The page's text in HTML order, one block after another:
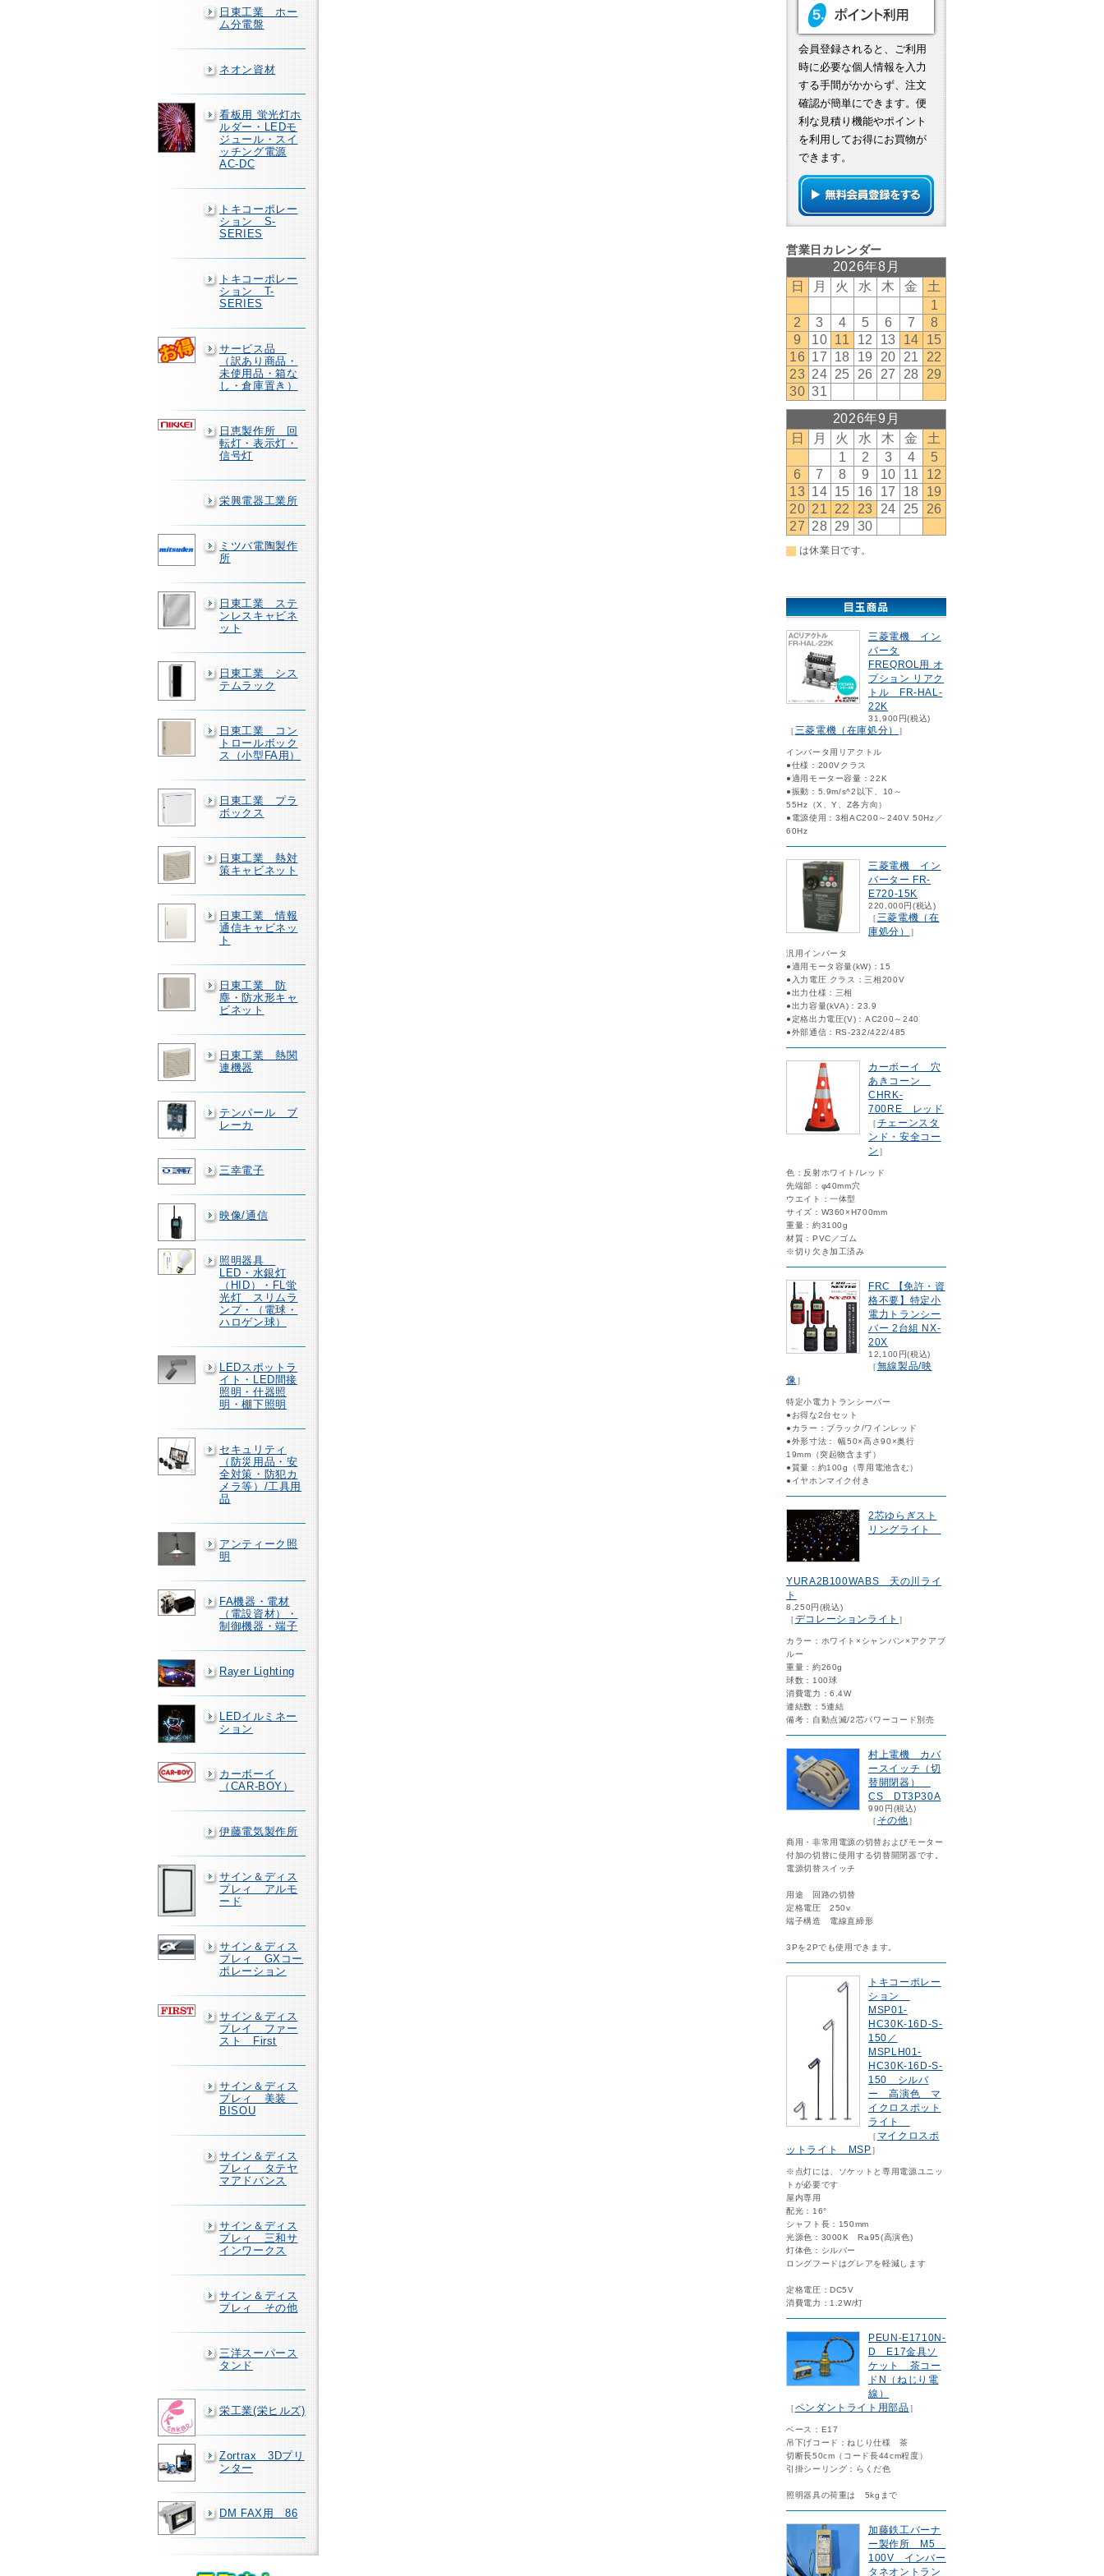
日東工業 ホー
ム分電盤
ネオン資材
看板用 蛍光灯ホ
ルダー・LEDモ
ジュール・スイ
ッチング電源
AC-DC
トキコーポレー
ション S-
SERIES
トキコーポレー
ション T-
SERIES
サービス品
（訳あり商品・
未使用品・箱な
し・倉庫置き）
日恵製作所 回
転灯・表示灯・
信号灯
栄興電器工業所
ミツバ電陶製作
所
日東工業 ステ
ンレスキャビネ
ット
日東工業 シス
テムラック
日東工業 コン
トロールボック
ス（小型FA用）
日東工業 プラ
ボックス
日東工業 熱対
策キャビネット
日東工業 情報
通信キャビネッ
ト
日東工業 防
塵・防水形キャ
ビネット
日東工業 熱関
連機器
テンパール ブ
レーカ
三幸電子
映像/通信
照明器具
LED・水銀灯
（HID）・FL蛍
光灯 スリムラ
ンプ・（電球・
ハロゲン球）
LEDスポットラ
イト・LED間接
照明・什器照
明・棚下照明
セキュリティ
（防災用品・安
全対策・防犯カ
メラ等）/工具用
品
アンティーク照
明
FA機器・電材
（電設資材）・
制御機器・端子
Rayer Lighting
LEDイルミネー
ション
カーボーイ
（CAR-BOY）
伊藤電気製作所
サイン＆ディス
プレィ アルモ
ード
サイン＆ディス
プレィ GXコー
ポレーション
サイン＆ディス
プレイ ファー
スト First
サイン＆ディス
プレィ 美装
BISOU
サイン＆ディス
プレィ タテヤ
マアドバンス
サイン＆ディス
プレィ 三和サ
インワークス
サイン＆ディス
プレィ その他
三洋スーパース
タンド
栄工業(栄ヒルズ)
Zortrax 3Dプリ
ンター
DM FAX用 86
会員登録されると、ご利用
時に必要な個人情報を入力
する手間がかからず、注文
確認が簡単にできます。便
利な見積り機能やポイント
を利用してお得にお買物が
できます。
三菱電機 イン
バータ
FREQROL用 オ
プション リアク
トル FR-HAL-
22K
31,900円(税込)
［三菱電機（在庫処分） ］
インバータ用リアクトル
●仕様：200Vクラス
●適用モーター容量：22K
●振動：5.9m/s^2以下、10～
55Hz（X、Y、Z各方向）
●電源使用：3相AC200～240V 50Hz／
60Hz
三菱電機 イン
バーター FR-
E720-15K
220,000円(税込)
［三菱電機（在
庫処分）
］
汎用インバータ
●適用モータ容量(kW)：15
●入力電圧 クラス：三相200V
●出力仕様：三相
●出力容量(kVA)：23.9
●定格出力電圧(V)：AC200～240
●外部通信：RS-232/422/485
カーボーイ 穴
あきコーン
CHRK-
700RE レッド
［チェーンスタ
ンド・安全コー
ン ］
色：反射ホワイト/レッド
先端部：φ40mm穴
ウエイト：一体型
サイズ：W360×H700mm
重量：約3100g
材質：PVC／ゴム
※切り欠き加工済み
FRC 【免許・資
格不要】特定小
電力トランシー
バー 2台組 NX-
20X
12,100円(税込)
［無線製品/映
像］
特定小電力トランシーバー
●お得な2台セット
●カラー：ブラック/ワインレッド
●外形寸法： 幅50×高さ90×奥行
19mm（突起物含まず）
●質量：約100g（専用電池含む）
●イヤホンマイク付き
2芯ゆらぎスト
リングライト
YURA2B100WABS 天の川ライ
ト
8,250円(税込)
［デコレーションライト ］
カラー：ホワイト×シャンパン×アクアブ
ルー
重量：約260g
球数：100球
消費電力：6.4W
連結数：5連結
備考：自動点滅/2芯パワーコード別売
村上電機 カバ
ースイッチ（切
替開閉器）
CS DT3P30A
990円(税込)
［ その他］
商用・非常用電源の切替およびモーター
付加の切替に使用する切替開閉器です。
電源切替スイッチ
用途 回路の切替
定格電圧 250v
端子構造 電線直締形
3Pを2Pでも使用できます。
トキコーポレー
ション
MSP01-
HC30K-16D-S-
150／
MSPLH01-
HC30K-16D-S-
150 シルバ
ー 高演色 マ
イクロスポット
ライト
［ マイクロスポ
ットライト MSP］
※点灯には、ソケットと専用電源ユニッ
トが必要です
屋内専用
配光：16°
シャフト長：150mm
光源色：3000K Ra95(高演色)
灯体色：シルバー
ロングフードはグレアを軽減します
定格電圧：DC5V
消費電力：1.2W/灯
PEUN-E1710N-
D E17金具ソ
ケット 茶コー
ドN（ねじり電
線）
［ペンダントライト用部品］
ベース：E17
吊下げコード：ねじり仕様 茶
切断長50cm（コード長44cm程度）
引掛シーリング：らくだ色
照明器具の荷重は 5kgまで
加藤鉄工バーナ
ー製作所 M5
100V インバー
タネオントラン